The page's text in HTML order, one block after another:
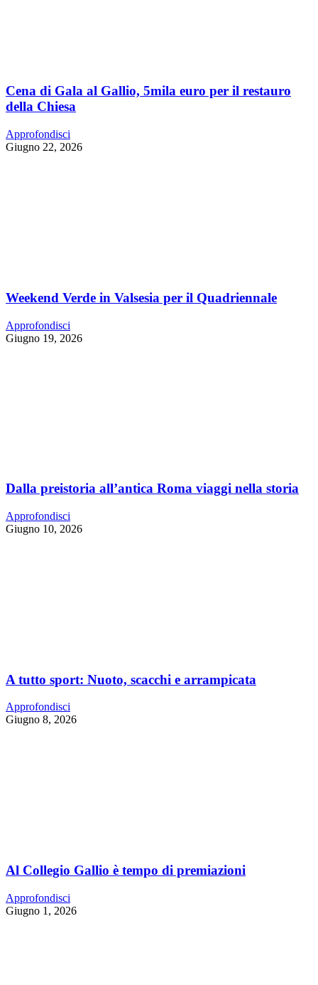
Cena di Gala al Gallio, 5mila euro per il restauro
della Chiesa
Approfondisci
Giugno 22, 2026
Weekend Verde in Valsesia per il Quadriennale
Approfondisci
Giugno 19, 2026
Dalla preistoria all’antica Roma viaggi nella storia
Approfondisci
Giugno 10, 2026
A tutto sport: Nuoto, scacchi e arrampicata
Approfondisci
Giugno 8, 2026
Al Collegio Gallio è tempo di premiazioni
Approfondisci
Giugno 1, 2026